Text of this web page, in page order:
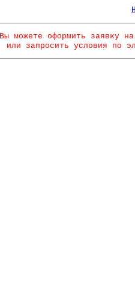
Вы можете оформить заявку
или запросить условия по